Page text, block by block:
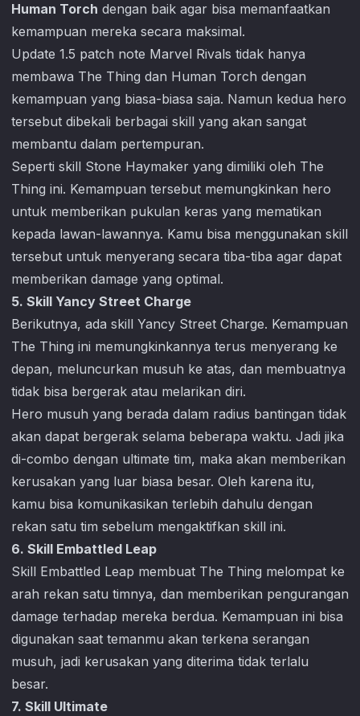
Human Torch dengan baik agar bisa memanfaatkan
kemampuan mereka secara maksimal.
Update 1.5 patch note Marvel Rivals tidak hanya
membawa The Thing dan Human Torch dengan
kemampuan yang biasa-biasa saja. Namun kedua hero
tersebut dibekali berbagai skill yang akan sangat
membantu dalam pertempuran.
Seperti skill Stone Haymaker yang dimiliki oleh The
Thing ini. Kemampuan tersebut memungkinkan hero
untuk memberikan pukulan keras yang mematikan
kepada lawan-lawannya. Kamu bisa menggunakan skill
tersebut untuk menyerang secara tiba-tiba agar dapat
memberikan damage yang optimal.
5. Skill Yancy Street Charge
Berikutnya, ada skill Yancy Street Charge. Kemampuan
The Thing ini memungkinkannya terus menyerang ke
depan, meluncurkan musuh ke atas, dan membuatnya
tidak bisa bergerak atau melarikan diri.
Hero musuh yang berada dalam radius bantingan tidak
akan dapat bergerak selama beberapa waktu. Jadi jika
di-combo dengan ultimate tim, maka akan memberikan
kerusakan yang luar biasa besar. Oleh karena itu,
kamu bisa komunikasikan terlebih dahulu dengan
rekan satu tim sebelum mengaktifkan skill ini.
6. Skill Embattled Leap
Skill Embattled Leap membuat The Thing melompat ke
arah rekan satu timnya, dan memberikan pengurangan
damage terhadap mereka berdua. Kemampuan ini bisa
digunakan saat temanmu akan terkena serangan
musuh, jadi kerusakan yang diterima tidak terlalu
besar.
7. Skill Ultimate